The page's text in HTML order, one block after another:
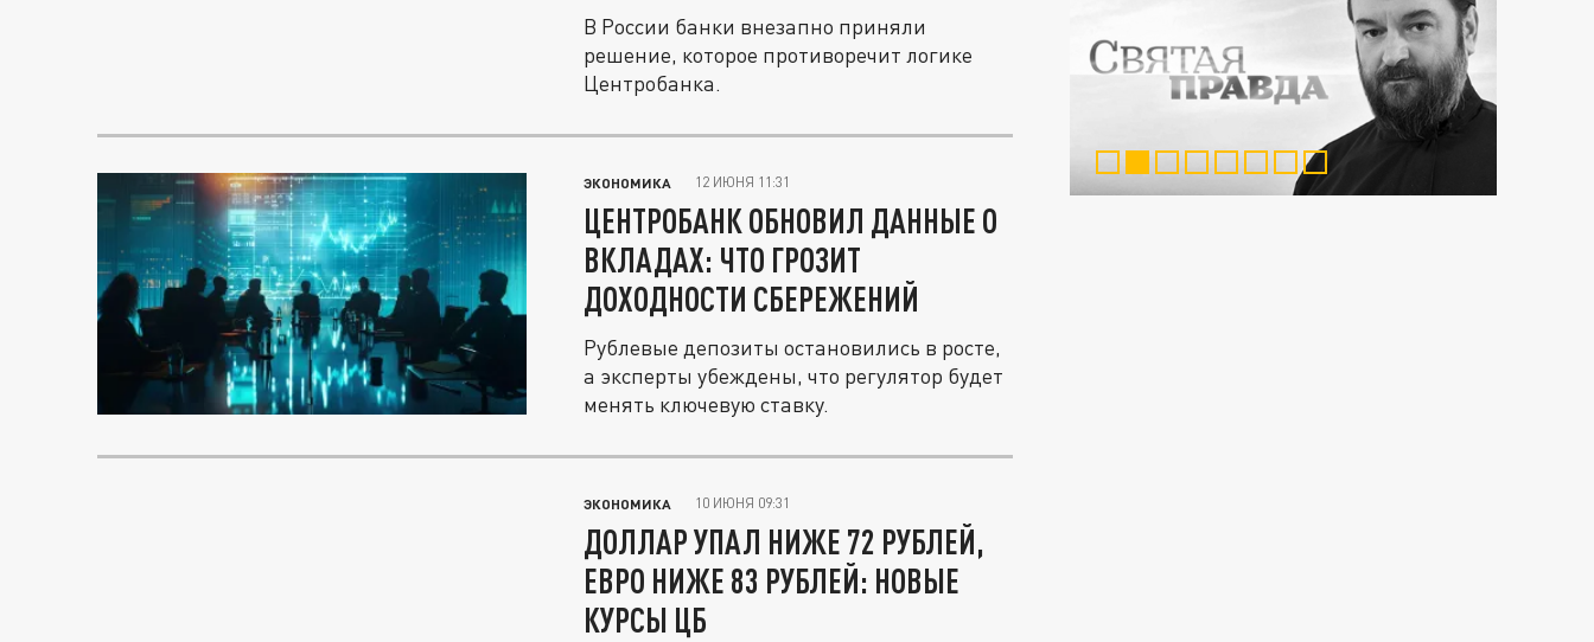
В России банки внезапно приняли
решение, которое противоречит логике
Центробанка.
ЭКОНОМИКА 12 ИЮНЯ 11:31
ЦЕНТРОБАНК ОБНОВИЛ ДАННЫЕ О
ВКЛАДАХ: ЧТО ГРОЗИТ
ДОХОДНОСТИ СБЕРЕЖЕНИЙ
Рублевые депозиты остановились в росте,
а эксперты убеждены, что регулятор будет
менять ключевую ставку.
ЭКОНОМИКА 10 ИЮНЯ 09:31
ДОЛЛАР УПАЛ НИЖЕ 72 РУБЛЕЙ,
ЕВРО НИЖЕ 83 РУБЛЕЙ: НОВЫЕ
КУРСЫ ЦБ